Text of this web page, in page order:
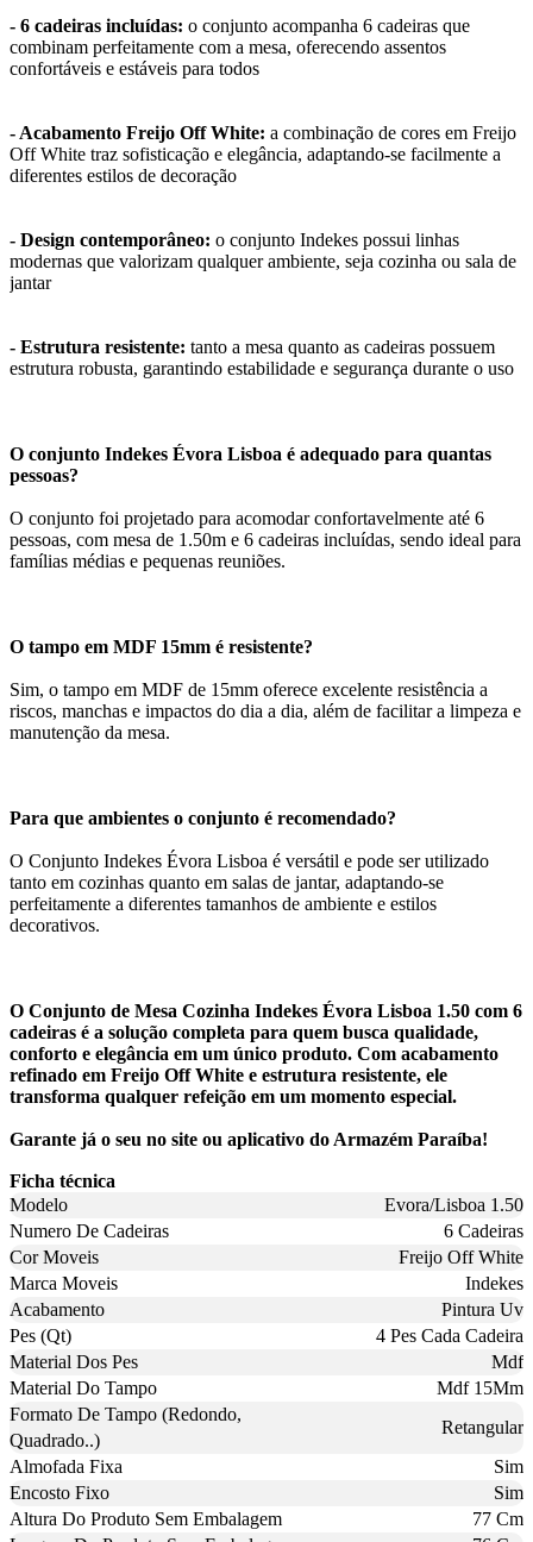
- 6 cadeiras incluídas: o conjunto acompanha 6 cadeiras que
combinam perfeitamente com a mesa, oferecendo assentos
confortáveis e estáveis para todos
- Acabamento Freijo Off White: a combinação de cores em Freijo
Off White traz sofisticação e elegância, adaptando-se facilmente a
diferentes estilos de decoração
- Design contemporâneo: o conjunto Indekes possui linhas
modernas que valorizam qualquer ambiente, seja cozinha ou sala de
jantar
- Estrutura resistente: tanto a mesa quanto as cadeiras possuem
estrutura robusta, garantindo estabilidade e segurança durante o uso
O conjunto Indekes Évora Lisboa é adequado para quantas
pessoas?
O conjunto foi projetado para acomodar confortavelmente até 6
pessoas, com mesa de 1.50m e 6 cadeiras incluídas, sendo ideal para
famílias médias e pequenas reuniões.
O tampo em MDF 15mm é resistente?
Sim, o tampo em MDF de 15mm oferece excelente resistência a
riscos, manchas e impactos do dia a dia, além de facilitar a limpeza e
manutenção da mesa.
Para que ambientes o conjunto é recomendado?
O Conjunto Indekes Évora Lisboa é versátil e pode ser utilizado
tanto em cozinhas quanto em salas de jantar, adaptando-se
perfeitamente a diferentes tamanhos de ambiente e estilos
decorativos.
O Conjunto de Mesa Cozinha Indekes Évora Lisboa 1.50 com 6
cadeiras é a solução completa para quem busca qualidade,
conforto e elegância em um único produto. Com acabamento
refinado em Freijo Off White e estrutura resistente, ele
transforma qualquer refeição em um momento especial.
Garante já o seu no site ou aplicativo do Armazém Paraíba!
Ficha técnica
Modelo
Evora/Lisboa 1.50
Numero De Cadeiras
6 Cadeiras
Cor Moveis
Freijo Off White
Marca Moveis
Indekes
Acabamento
Pintura Uv
Pes (Qt)
4 Pes Cada Cadeira
Material Dos Pes
Mdf
Material Do Tampo
Mdf 15Mm
Formato De Tampo (Redondo,
Quadrado..)
Retangular
Almofada Fixa
Sim
Encosto Fixo
Sim
Altura Do Produto Sem Embalagem
77 Cm